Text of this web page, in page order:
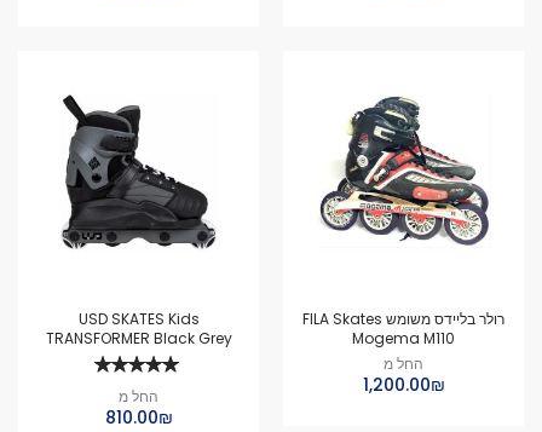
רולר בליידס משומש FILA Skates
Mogema M110
החל מ
₪‏1,200.00
USD SKATES Kids
TRANSFORMER Black Grey
דירוג:
החל מ
₪‏810.00